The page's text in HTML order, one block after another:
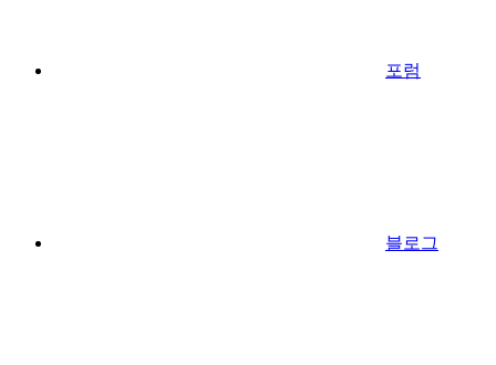
포럼
블로그